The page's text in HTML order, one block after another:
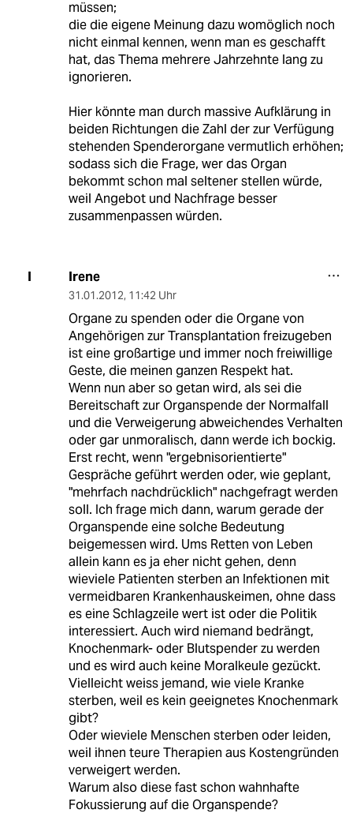
müssen;
die die eigene Meinung dazu womöglich noch
nicht einmal kennen, wenn man es geschafft
hat, das Thema mehrere Jahrzehnte lang zu
ignorieren.
Hier könnte man durch massive Aufklärung in
beiden Richtungen die Zahl der zur Verfügung
stehenden Spenderorgane vermutlich erhöhen;
sodass sich die Frage, wer das Organ
bekommt schon mal seltener stellen würde,
weil Angebot und Nachfrage besser
zusammenpassen würden.
I Irene
31.01.2012, 11:42 Uhr
Organe zu spenden oder die Organe von
Angehörigen zur Transplantation freizugeben
ist eine großartige und immer noch freiwillige
Geste, die meinen ganzen Respekt hat.
Wenn nun aber so getan wird, als sei die
Bereitschaft zur Organspende der Normalfall
und die Verweigerung abweichendes Verhalten
oder gar unmoralisch, dann werde ich bockig.
Erst recht, wenn "ergebnisorientierte"
Gespräche geführt werden oder, wie geplant,
"mehrfach nachdrücklich" nachgefragt werden
soll. Ich frage mich dann, warum gerade der
Organspende eine solche Bedeutung
beigemessen wird. Ums Retten von Leben
allein kann es ja eher nicht gehen, denn
wieviele Patienten sterben an Infektionen mit
vermeidbaren Krankenhauskeimen, ohne dass
es eine Schlagzeile wert ist oder die Politik
interessiert. Auch wird niemand bedrängt,
Knochenmark- oder Blutspender zu werden
und es wird auch keine Moralkeule gezückt.
Vielleicht weiss jemand, wie viele Kranke
sterben, weil es kein geeignetes Knochenmark
gibt?
Oder wieviele Menschen sterben oder leiden,
weil ihnen teure Therapien aus Kostengründen
verweigert werden.
Warum also diese fast schon wahnhafte
Fokussierung auf die Organspende?